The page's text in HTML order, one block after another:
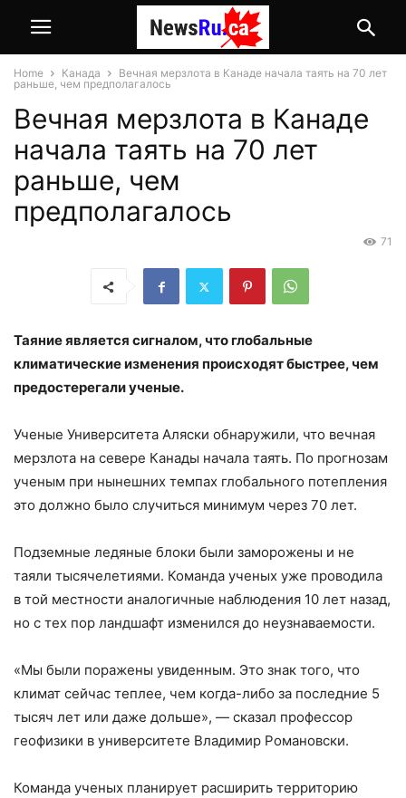
Home Канада
Вечная мерзлота в Канаде начала таять на 70 лет
раньше, чем предполагалось
Вечная мерзлота в Канаде
начала таять на 70 лет
раньше, чем
предполагалось
71
Таяние является сигналом, что глобальные
климатические изменения происходят быстрее, чем
предостерегали ученые.
Ученые Университета Аляски обнаружили, что вечная
мерзлота на севере Канады начала таять. По прогнозам
ученым при нынешних темпах глобального потепления
это должно было случиться минимум через 70 лет.
Подземные ледяные блоки были заморожены и не
таяли тысячелетиями. Команда ученых уже проводила
в той местности аналогичные наблюдения 10 лет назад,
но с тех пор ландшафт изменился до неузнаваемости.
«Мы были поражены увиденным. Это знак того, что
климат сейчас теплее, чем когда-либо за последние 5
тысяч лет или даже дольше», — сказал профессор
геофизики в университете Владимир Романовски.
Команда ученых планирует расширить территорию